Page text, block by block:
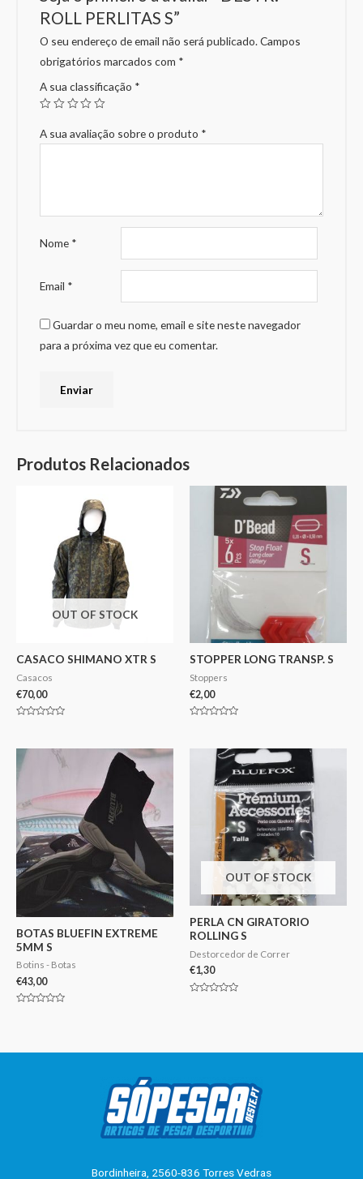
ROLL PERLITAS S”
O seu endereço de email não será publicado. Campos
obrigatórios marcados com *
A sua classificação *
A sua avaliação sobre o produto *
Nome *
Email *
Guardar o meu nome, email e site neste navegador
para a próxima vez que eu comentar.
Produtos Relacionados
OUT OF STOCK
CASACO SHIMANO XTR S
Casacos
€70,00
5
STOPPER LONG TRANSP. S
Stoppers
€2,00
5
BOTAS BLUEFIN EXTREME
5MM S
Botins - Botas
€43,00
OUT OF STOCK
PERLA CN GIRATORIO
ROLLING S
Destorcedor de Correr
€1,30
Bordinheira, 2560-836 Torres Vedras